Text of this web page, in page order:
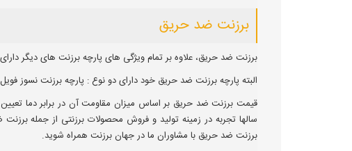
برزنت ضد حریق
برزنت ضد حریق، علاوه بر تمام ویژگی های پارچه برزنت های دیگر
البته پارچه برزنت ضد حریق خود دارای دو نوع : پارچه برزنت نسوز
قیمت برزنت ضد حریق بر اساس میزان مقاومت آن در برابر دما
سالها تجربه در زمینه تولید و فروش محصولات برزنتی از جمله
برزنت ضد حریق با مشاوران ما در جهان برزنت همراه شوید.